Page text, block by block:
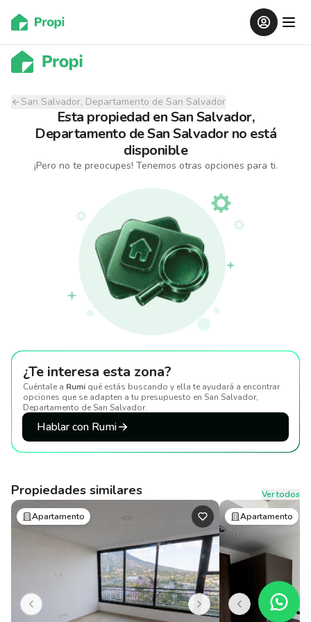
San Salvador, Departamento de San Salvador
Esta propiedad enSan Salvador,
Departamento de San Salvador no está
disponible
¡Pero no te preocupes! Tenemos otras opciones para ti.
¿Te interesa esta zona?
Cuéntale a Rumi qué estás buscando y ella te ayudará a encontrar
opciones que se adapten a tu presupuesto en San Salvador,
Departamento de San Salvador.
Hablar con Rumi
Propiedades similares
Ver todos
Apartamento
Apartamento